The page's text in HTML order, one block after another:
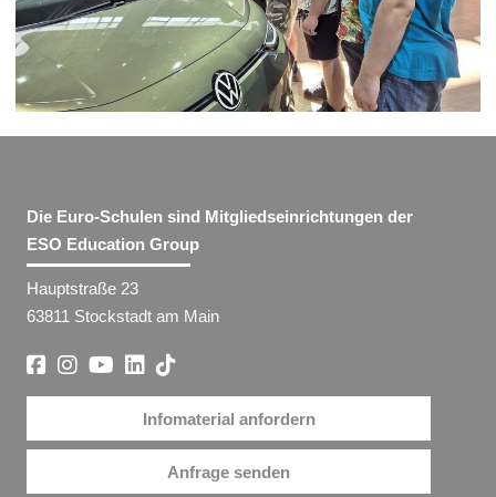
Die Euro-Schulen sind Mitgliedseinrichtungen der
ESO Education Group
Hauptstraße 23
63811 Stockstadt am Main
Infomaterial anfordern
Anfrage senden